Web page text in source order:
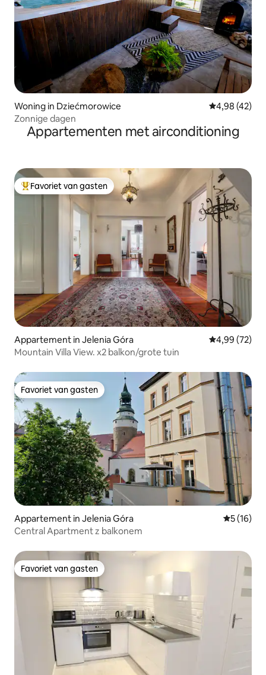
Woning in Dziećmorowice Gemiddelde
4,98 (42)
Zonnige dagen
Appartementen met airconditioning
Topfavoriet van gasten
Favoriet van gasten
Appartement in Jelenia Góra Gemiddelde
4,99 (72)
Mountain Villa View. x2 balkon/grote tuin
Favoriet van gasten
Favoriet van gasten
Appartement in Jelenia Góra
5 (16)
Central Apartment z balkonem
Favoriet van gasten
Favoriet van gasten